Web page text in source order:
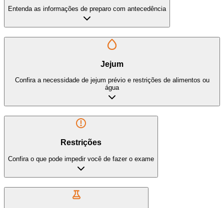
Entenda as informações de preparo com antecedência
Jejum
Confira a necessidade de jejum prévio e restrições de alimentos ou
água
Restrições
Confira o que pode impedir você de fazer o exame